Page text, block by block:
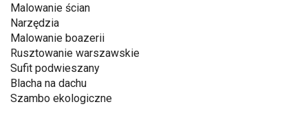
Malowanie ścian
Narzędzia
Malowanie boazerii
Rusztowanie warszawskie
Sufit podwieszany
Blacha na dachu
Szambo ekologiczne